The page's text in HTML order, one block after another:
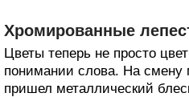
Хромированные
Цветы теперь не просто
понимании слова. На
пришел металлический